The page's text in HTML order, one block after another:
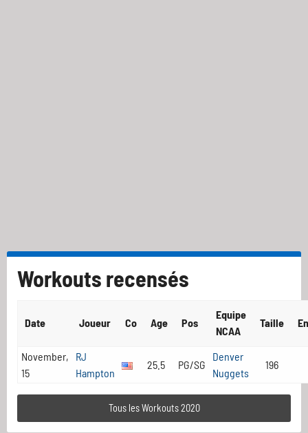
Workouts recensés
Date Joueur Co Age Pos
Equipe
NCAA
Taille
November,
15
RJ
Hampton
25.5 PG/SG
Denver
Nuggets
196
Tous les Workouts 2020